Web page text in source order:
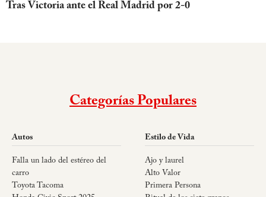
Tras Victoria ante el Real Madrid por 2-0
Categorías Populares
Autos
Falla un lado del estéreo del
carro
Toyota Tacoma
Estilo de Vida
Ajo y laurel
Alto Valor
Primera Persona